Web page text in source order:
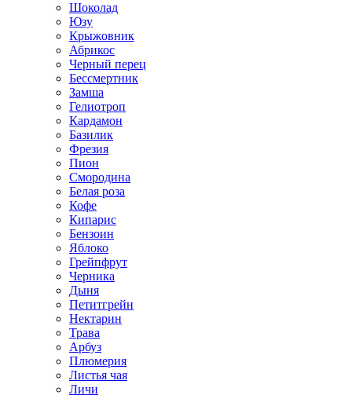
Шоколад
Юзу
Крыжовник
Абрикос
Черный перец
Бессмертник
Замша
Гелиотроп
Кардамон
Базилик
Фрезия
Пион
Смородина
Белая роза
Кофе
Кипарис
Бензоин
Яблоко
Грейпфрут
Черника
Дыня
Петитгрейн
Нектарин
Трава
Арбуз
Плюмерия
Листья чая
Личи